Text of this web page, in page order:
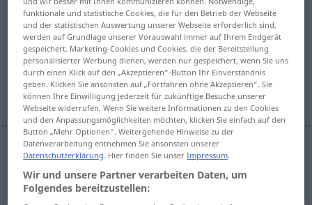
zirkulierenv/i <sans ge ;h.ous.>
Übersicht aller Übersetzungen
(Für mehr Details die Übersetzung anklicken/antippen)
circuler
zirkulieren
funktionale und statistische Cookies, die für den Betrieb der Webseite
und der statistischen Auswertung unserer Webseite erforderlich sind,
werden auf Grundlage unserer Vorauswahl immer auf Ihrem Endgerät
gespeichert. Marketing-Cookies und Cookies, die der Bereitstellung
personalisierter Werbung dienen, werden nur gespeichert, wenn Sie uns
durch einen Klick auf den „Akzeptieren“-Button Ihr Einverständnis
geben. Klicken Sie ansonsten auf „Fortfahren ohne Akzeptieren“. Sie
können Ihre Einwilligung jederzeit für zukünftige Besuche unserer
Webseite widerrufen. Wenn Sie weitere Informationen zu den Cookies
und den Anpassungsmöglichkeiten möchten, klicken Sie einfach auf den
Button „Mehr Optionen“. Weitergehende Hinweise zu der
Datenverarbeitung entnehmen Sie ansonsten unserer
Datenschutzerklärung. Hier finden Sie unserImpressum.
Wir und unsere Partner verarbeiten Daten, um
Folgendes bereitzustellen: